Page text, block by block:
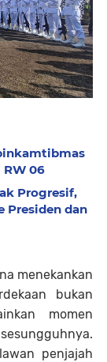
RW 06
Progresif,
Presiden dan
menekankan
bukan
momen
penjajah